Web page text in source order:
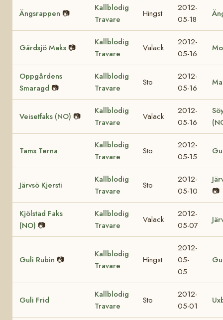
Ängsrappen 📷
Kallblodig
Travare
Hingst
2012-
05-18
Gärdsjö Maks 📷
Kallblodig
Travare
Valack
2012-
05-16
Oppgårdens
Smaragd 📷
Kallblodig
Travare
Sto
2012-
05-16
Veisetfaks (NO) 📷
Kallblodig
Travare
Valack
2012-
05-16
Tams Terna
Kallblodig
Travare
Sto
2012-
05-15
Järvsö Kjersti
Kallblodig
Travare
Sto
2012-
05-10
📷
Kjölstad Faks
(NO) 📷
Kallblodig
Travare
Valack
2012-
05-07
Guli Rubin 📷
Kallblodig
Travare
Hingst
2012-
05-
05
Guli Frid
Kallblodig
Travare
Sto
2012-
05-01